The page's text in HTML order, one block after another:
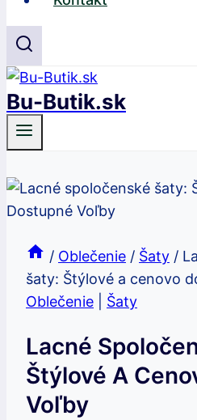
Bu-Butik.sk
/ Oblečenie / Šaty /
šaty: Štýlové a cenovo
Oblečenie
Šaty
Lacné
Štýlové A
Voľby